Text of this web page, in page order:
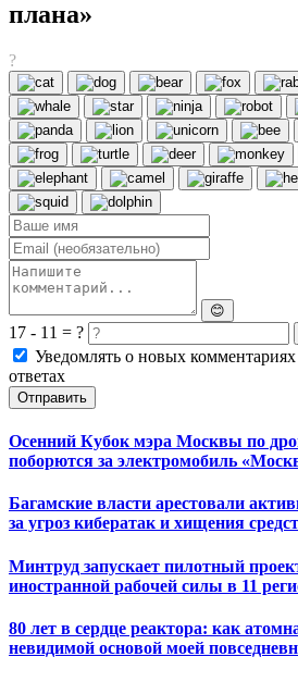
плана»
?
😊
17 - 11 = ?
Уведомлять о новых комментариях
ответах
Отправить
Осенний Кубок мэра Москвы по
поборются за электромобиль
Багамские власти арестовали
за угроз кибератак и хищения
Минтруд запускает пилотный
иностранной рабочей силы в 11
80 лет в сердце реактора: как
невидимой основой моей